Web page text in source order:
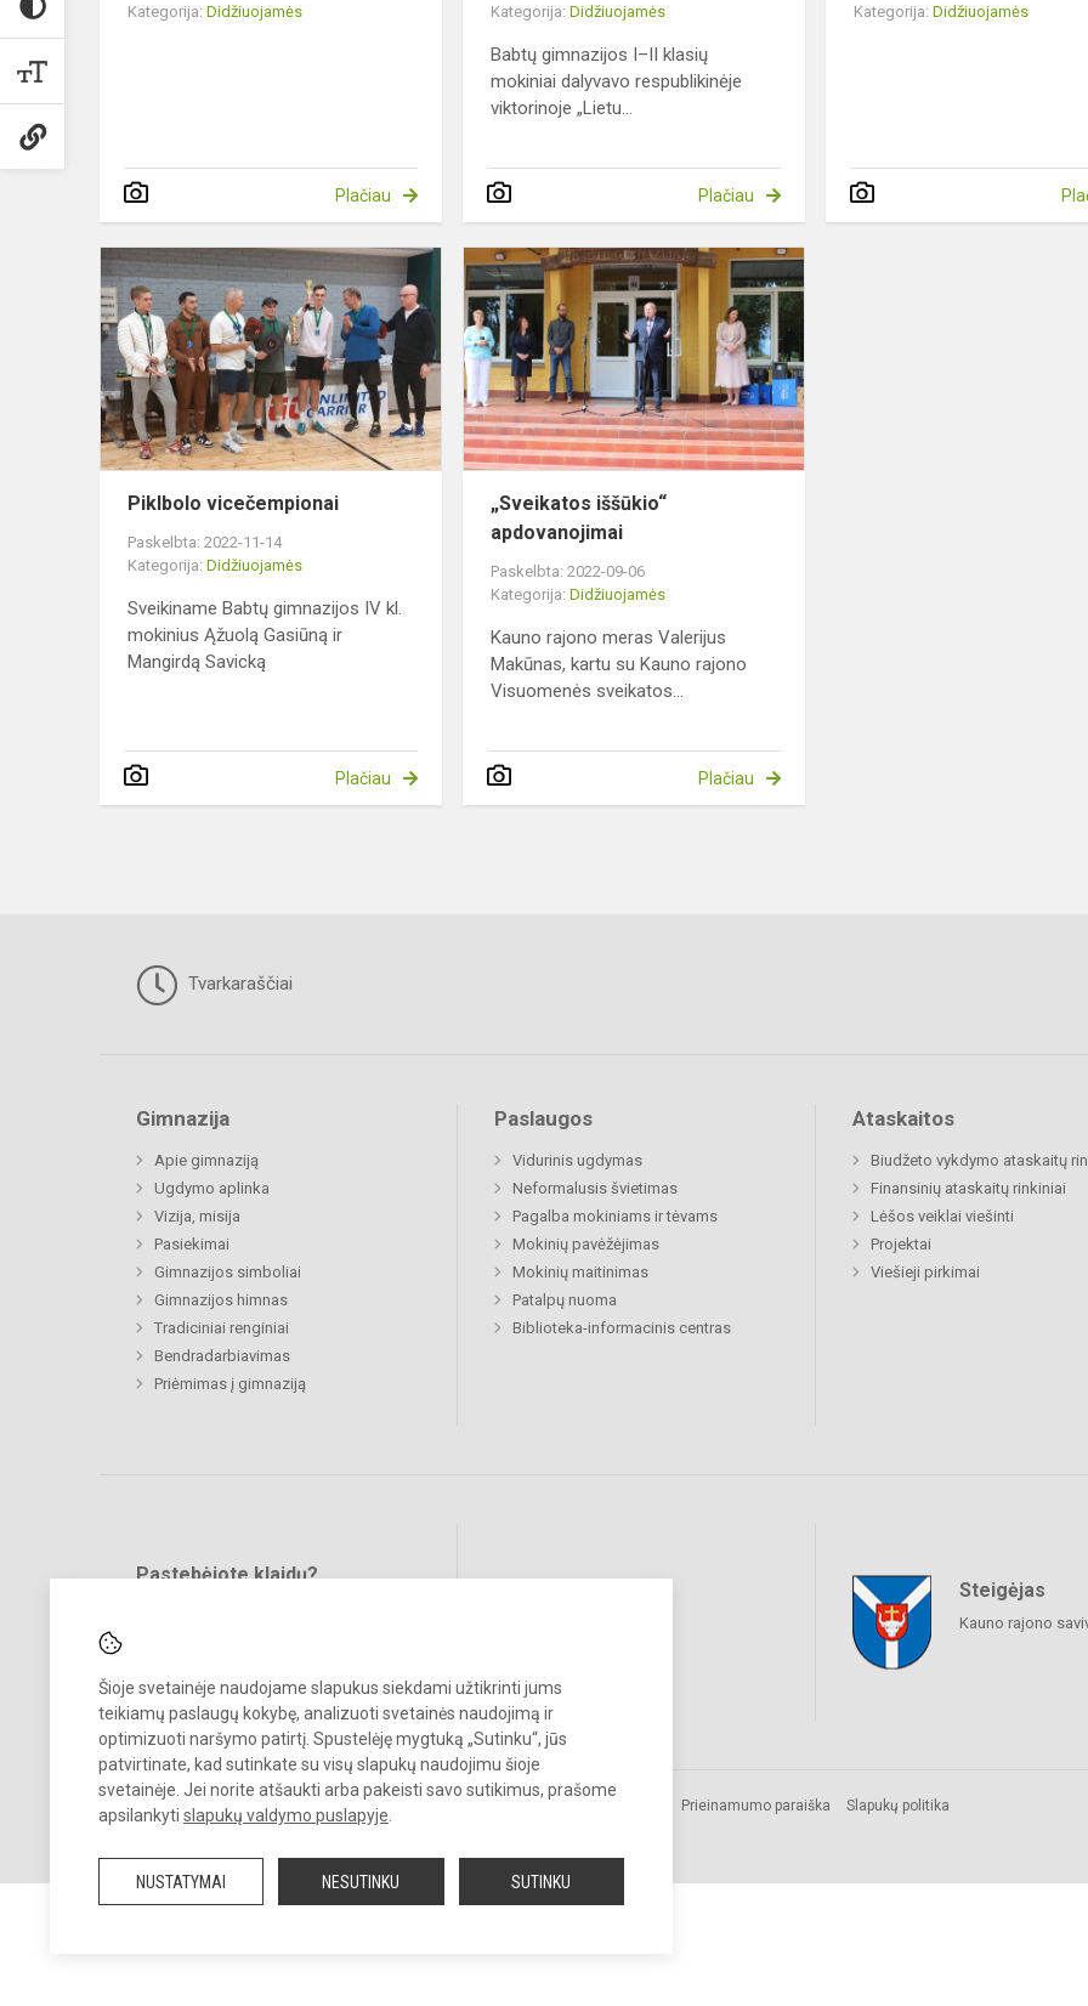
Šioje svetainėje naudojame slapukus siekdami užtikrinti jums
teikiamų paslaugų kokybę, analizuoti svetainės naudojimą ir
optimizuoti naršymo patirtį. Spustelėję mygtuką „Sutinku“, jūs
patvirtinate, kad sutinkate su visų slapukų naudojimu šioje
svetainėje. Jei norite atšaukti arba pakeisti savo sutikimus, prašome
apsilankyti slapukų valdymo puslapyje
NUSTATYMAI NESUTINKU SUTINKU
Kategorija: Didžiuojamės
Plačiau
Kategorija:Didžiuojamės
Babtų gimnazijos I–II klasių
mokiniai dalyvavo respublikinėje
viktorinoje „Lietu...
Plačiau
Kategorija:Didžiuojamės
Piklbolo
vicečempionai
Piklbolo vicečempionai
Paskelbta: 2022-11-14
Kategorija: Didžiuojamės
Sveikiname Babtų gimnazijos IV kl.
mokinius Ąžuolą Gasiūną ir
Mangirdą Savicką
Plačiau
„Sveikatos
iššūkio“
„Sveikatos iššūkio“
apdovanojimai
Paskelbta: 2022-09-06
Kategorija:Didžiuojamės
Kauno rajono meras Valerijus
Makūnas, kartu su Kauno rajono
Visuomenės sveikatos...
Plačiau
Tvarkaraščiai
Gimnazija
Apie gimnaziją
Ugdymo aplinka
Vizija, misija
Pasiekimai
Gimnazijos simboliai
Gimnazijos himnas
Tradiciniai renginiai
Bendradarbiavimas
Priėmimas į gimnaziją
Paslaugos
Vidurinis ugdymas
Neformalusis švietimas
Pagalba mokiniams ir tėvams
Mokinių pavėžėjimas
Mokinių maitinimas
Patalpų nuoma
Biblioteka-informacinis centras
Ataskaitos
Biudžeto vykdymo ataskaitų
Finansinių ataskaitų rinkiniai
Lėšos veiklai viešinti
Projektai
Viešieji pirkimai
Pastebėjote klaidų?
Steigėjas
Kauno rajono
© 2025. Kauno r. Babtų gimnazija. Visos teisės saugomos.
Kopijuoti turinį be raštiško gimnazijos sutikimo griežtai draudžiama.
Prieinamumo paraiška Slapukų politika